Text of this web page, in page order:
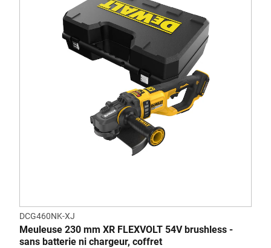
DCG460NK-XJ
Meuleuse 230 mm XR FLEXVOLT 54V brushless -
sans batterie ni chargeur, coffret